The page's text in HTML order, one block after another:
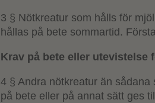
3 § Nötkreatur som hålls för
hållas på bete sommartid.
Krav på bete eller utevistelse
4 § Andra nötkreatur än
på bete eller på annat sätt ges